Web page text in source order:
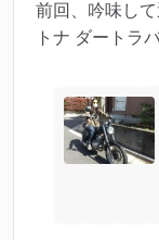
前回、吟味し
トナ ダートラ